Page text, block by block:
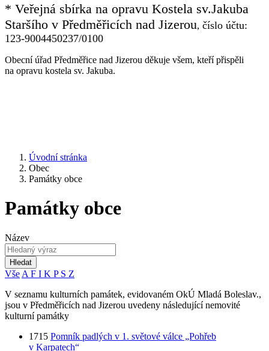
* Veřejná sbírka na opravu Kostela sv.Jakuba
Staršího v Předměřicích nad Jizerou, číslo účtu:
123-9004450237/0100
Obecní úřad Předměřice nad Jizerou děkuje všem, kteří přispěli
na opravu kostela sv. Jakuba.
Úvodní stránka
Obec
Památky obce
Památky obce
Název
Hledat
Vše A F I K P S Z
V seznamu kulturních památek, evidovaném OkÚ Mladá Boleslav.,
jsou v Předměřicích nad Jizerou uvedeny následující nemovité
kulturní památky
1715 Pomník padlých v 1. světové válce „Pohřeb
v Karpatech“